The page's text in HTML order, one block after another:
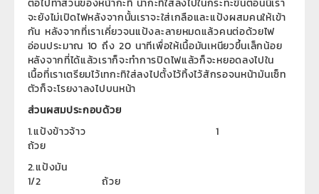
จะยังไม่เปิดไฟหลังจากนั้นเราจะใส่เกลือและแป้งผสมคนให้เข้า
กัน หลังจากที่เราเคี่ยวจนแป้งละลายหมดแล้วคนต่อด้วยไฟ
อ่อนประมาณ 10 ถึง 20 นาทีเพื่อให้เนื้อมันเหนียวขึ้นเล็กน้อย
หลังจากที่ได้แล้วเราก็จะทำการปิดไฟแล้วก็จะหยอดลงไปใน
เนื้อที่เราเตรียมไว้เทกะทิใส่ลงไปตั้งไว้ทิ้งไว้สักรอจนหน้ามันเซ็ท
ตัวก็จะโรยงาลงไปบนหน้า
ส่วนผสมประกอบด้วย
1.แป้งข้าวจ้าว 1
ถ้วย
2.แป้งมัน
1/2 ถ้วย